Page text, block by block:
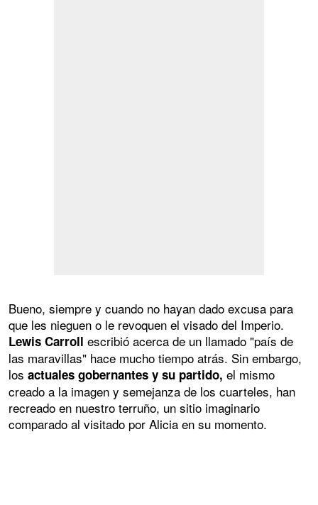
Bueno, siempre y cuando no hayan dado excusa para
que les nieguen o le revoquen el visado del Imperio.
Lewis Carroll escribió acerca de un llamado "país de
las maravillas" hace mucho tiempo atrás. Sin embargo,
los actuales gobernantes y su partido, el mismo
creado a la imagen y semejanza de los cuarteles, han
recreado en nuestro terruño, un sitio imaginario
comparado al visitado por Alicia en su momento.